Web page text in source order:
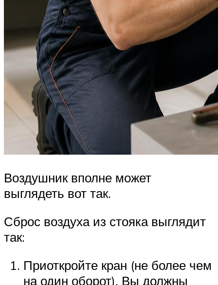
Воздушник вполне может
выглядеть вот так.
Сброс воздуха из стояка выглядит
так:
Приоткройте кран (не более чем
на один оборот). Вы должны